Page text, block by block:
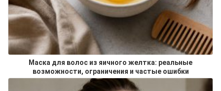
Маска для волос из яичного желтка: реальные
возможности, ограничения и частые ошибки